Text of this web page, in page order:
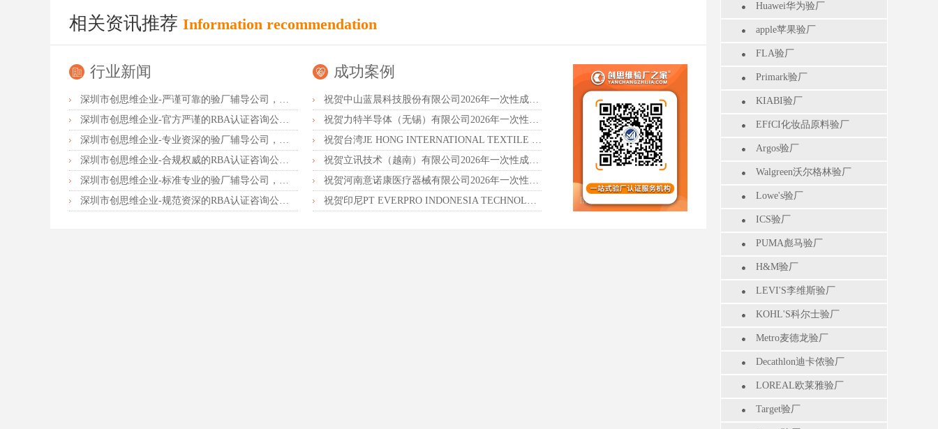
Huawei华为验厂
apple苹果验厂
FLA验厂
Primark验厂
KIABI验厂
EFfCI化妆品原料验厂
Argos验厂
Walgreen沃尔格林验厂
Lowe's验厂
ICS验厂
PUMA彪马验厂
H&M验厂
LEVI'S李维斯验厂
KOHL'S科尔士验厂
Metro麦德龙验厂
Decathlon迪卡侬验厂
LOREAL欧莱雅验厂
Target验厂
相关资讯推荐 Information recommendation
行业新闻
深圳市创思维企业-严谨可靠的验厂辅导公司，行业首选真诚力荐
深圳市创思维企业-官方严谨的RBA认证咨询公司，业内首选诚挚推荐
深圳市创思维企业-专业资深的验厂辅导公司，实力首选客户力荐
深圳市创思维企业-合规权威的RBA认证咨询公司，口碑首选强烈推荐
深圳市创思维企业-标准专业的验厂辅导公司，企业首选倾情力荐
深圳市创思维企业-规范资深的RBA认证咨询公司，客户首选由衷推荐
成功案例
祝贺中山蓝晨科技股份有限公司2026年一次性成功通过BSCI验厂-B级
祝贺力特半导体（无锡）有限公司2026年一次性成功通过RBA-VAP认证审核并取得170.2分
祝贺台湾JE HONG INTERNATIONAL TEXTILE CO., LTD 2026年一次性成功通过GRS认证
祝贺立讯技术（越南）有限公司2026年一次性成功通过RBA-VAP审核获得金牌评级！
祝贺河南意诺康医疗器械有限公司2026年一次性成功通过GMP认证
祝贺印尼PT EVERPRO INDONESIA TECHNOLOGIES公司2026年一次性成功通过RBA-VAP审核